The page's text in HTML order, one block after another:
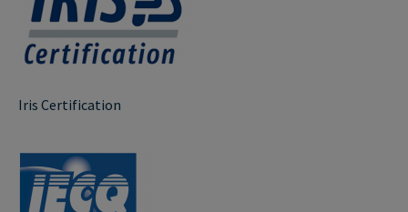
Iris Certification